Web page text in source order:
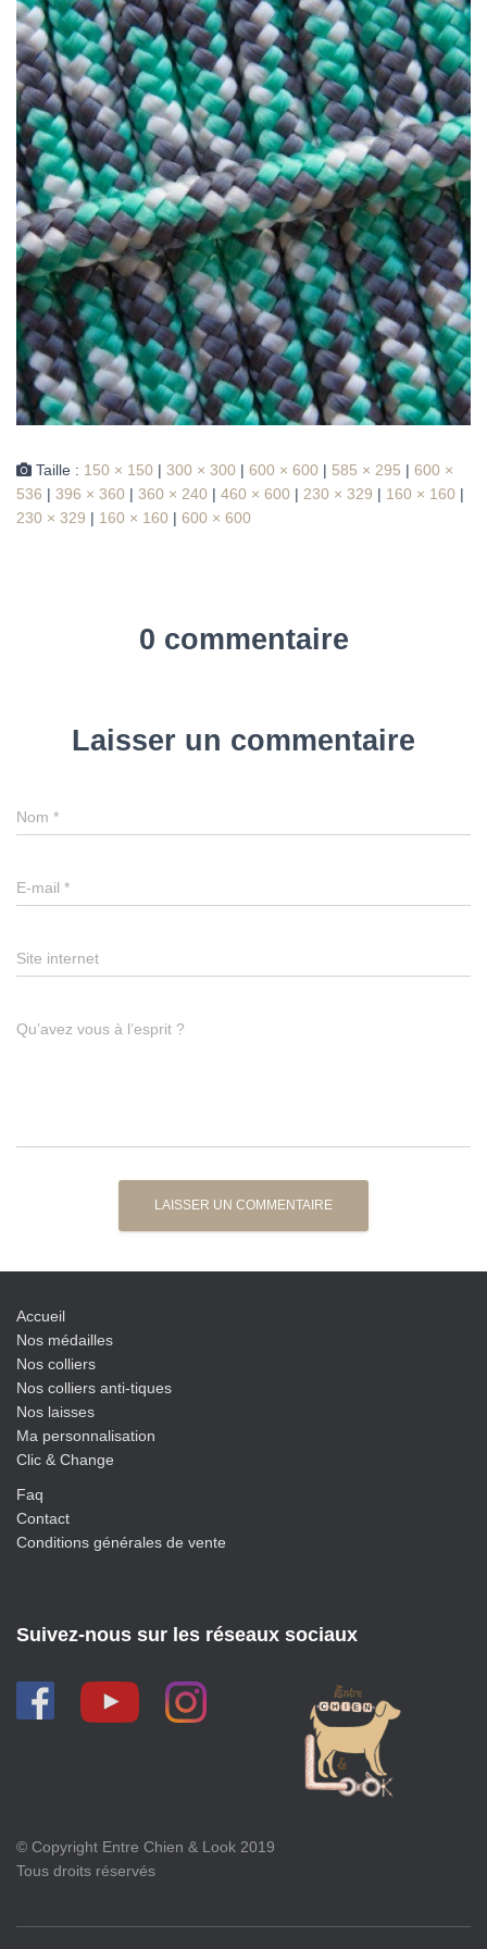
Taille : 150 × 150 | 300 × 300 | 600 × 600 | 585 × 295 | 600 ×
536 | 396 × 360 | 360 × 240 | 460 × 600 | 230 × 329 | 160 × 160 |
230 × 329 | 160 × 160 | 600 × 600
0 commentaire
Laisser un commentaire
Nom *
E-mail *
Site internet
Qu’avez vous à l’esprit ?
Accueil
Nos médailles
Nos colliers
Nos colliers anti-tiques
Nos laisses
Ma personnalisation
Clic & Change
Faq
Contact
Conditions générales de vente
Suivez-nous sur les réseaux sociaux
© Copyright Entre Chien & Look 2019
Tous droits réservés